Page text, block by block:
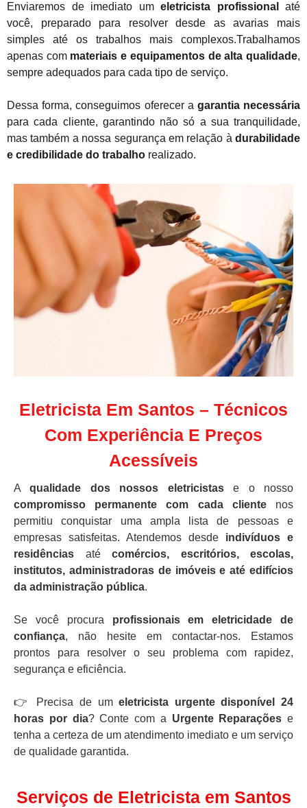
Enviaremos de imediato um eletricista profissional
até
você, preparado para resolver desde as avarias mais
simples até os trabalhos mais complexos.Trabalhamos
apenas com materiais e equipamentos de alta qualidade,
sempre adequados para cada tipo de serviço.
Dessa forma, conseguimos oferecer a garantia necessária
para cada cliente, garantindo não só a sua tranquilidade,
mas também a nossa segurança em relação à durabilidade
e credibilidade do trabalho realizado.
Eletricista Em Santos – Técnicos
Com Experiência E Preços
Acessíveis
Aqualidade dos nossos eletricistase o nosso
compromisso permanente com cada clientenos
permitiu conquistar uma ampla lista de pessoas e
empresas satisfeitas. Atendemos desde indivíduos e
residências até comércios, escritórios, escolas,
institutos, administradoras de imóveis e até edifícios
da administração pública.
Se você procura profissionais em eletricidade de
confiança, não hesite em contactar-nos. Estamos
prontos para resolver o seu problema com rapidez,
segurança e eficiência.
👉 Precisa de umeletricista urgente disponível 24
horas por dia? Conte com a Urgente Reparações e
tenha a certeza de um atendimento imediato e um serviço
de qualidade garantida.
Serviços de Eletricista em Santos